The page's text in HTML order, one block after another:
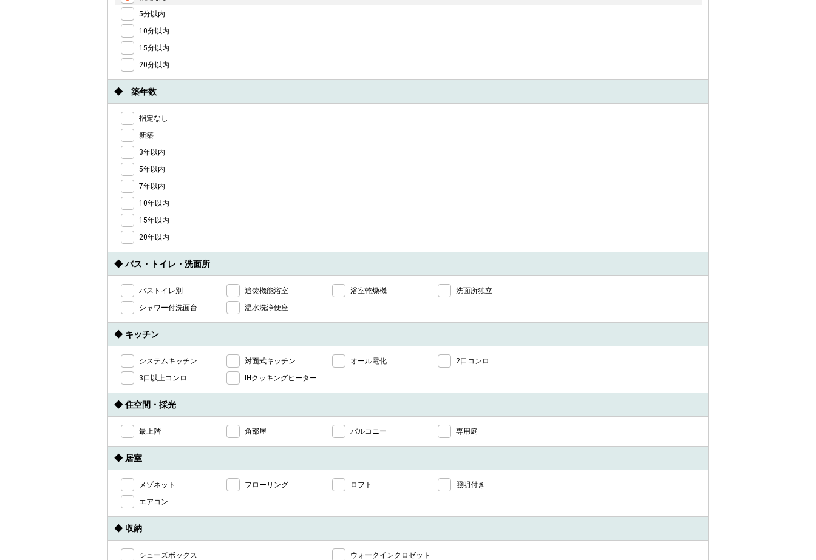
5分以内
10分以内
15分以内
20分以内
◆ 築年数
指定なし
新築
3年以内
5年以内
7年以内
10年以内
15年以内
20年以内
◆ バス・トイレ・洗面所
バストイレ別 追焚機能浴室 浴室乾燥機
洗面所独立
シャワー付洗面台
温水洗浄便座
◆ キッチン
システムキッチン 対面式キッチン オール電化
2口コンロ
3口以上コンロ
IHクッキングヒーター
◆ 住空間・採光
最上階 角部屋 バルコニー 専用庭
◆ 居室
メゾネット フローリング ロフト
照明付き
エアコン
◆ 収納
シューズボックス ウォークインクロゼット